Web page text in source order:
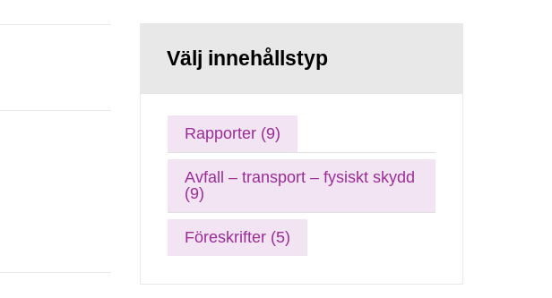
Välj innehållstyp
Rapporter (9)
Avfall – transport – fysiskt skydd
(9)
Föreskrifter (5)